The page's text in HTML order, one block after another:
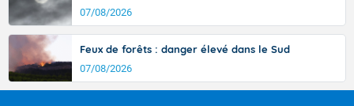
07/08/2026
Feux de forêts : danger élevé dans le Sud
07/08/2026